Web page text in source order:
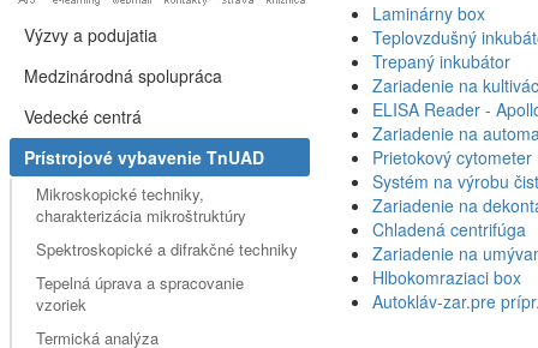
Laminárny box
Teplovzdušný
Trepaný inkubátor
Zariadenie na
ELISA Reader -
Zariadenie na
Prietokový cytometer
Systém na výrobu
Zariadenie na
Chladená centrifúga
Zariadenie na
Hlbokomraziaci box
Autokláv-zar.pre
Výzvy a podujatia
Medzinárodná spolupráca
Vedecké centrá
Prístrojové vybavenie TnUAD
Mikroskopické techniky,
charakterizácia mikroštruktúry
Spektroskopické a difrakčné techniky
Tepelná úprava a spracovanie
vzoriek
Termická analýza